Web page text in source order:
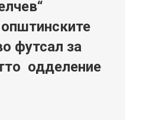
футсал за
одделение